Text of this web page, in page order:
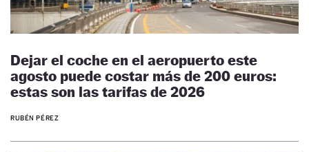
Dejar el coche en el aeropuerto este
agosto puede costar más de 200 euros:
estas son las tarifas de 2026
RUBÉN PÉREZ